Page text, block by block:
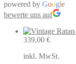
powered by Google
bewerte uns auf
339,00 €
inkl. MwSt.